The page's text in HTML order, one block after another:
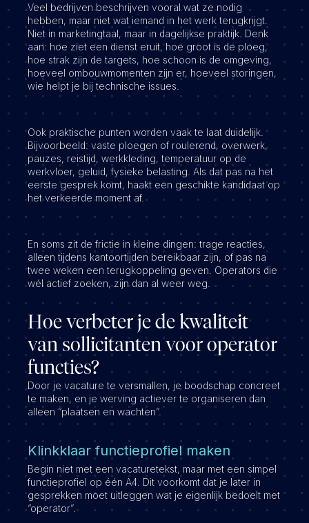
Veel bedrijven beschrijven vooral wat ze nodig
hebben, maar niet wat iemand in het werk terugkrijgt.
Niet in marketingtaal, maar in dagelijkse praktijk. Denk
aan: hoe ziet een dienst eruit, hoe groot is de ploeg,
hoe strak zijn de targets, hoe schoon is de omgeving,
hoeveel ombouwmomenten zijn er, hoeveel storingen,
wie helpt je bij technische issues.
Ook praktische punten worden vaak te laat duidelijk.
Bijvoorbeeld: vaste ploegen of roulerend, overwerk,
pauzes, reistijd, werkkleding, temperatuur op de
werkvloer, geluid, fysieke belasting. Als dat pas na het
eerste gesprek komt, haakt een geschikte kandidaat op
het verkeerde moment af.
En soms zit de frictie in kleine dingen: trage reacties,
alleen tijdens kantoortijden bereikbaar zijn, of pas na
twee weken een terugkoppeling geven. Operators die
wél actief zoeken, zijn dan al weer weg.
Hoe verbeter je de kwaliteit
van sollicitanten voor operator
functies?
Door je vacature te versmallen, je boodschap concreet
te maken, en je werving actiever te organiseren dan
alleen “plaatsen en wachten”.
Klinkklaar functieprofiel maken
Begin niet met een vacaturetekst, maar met een simpel
functieprofiel op één A4. Dit voorkomt dat je later in
gesprekken moet uitleggen wat je eigenlijk bedoelt met
“operator”.